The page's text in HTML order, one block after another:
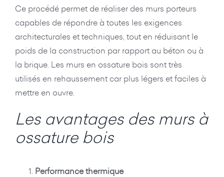
Ce procédé permet de réaliser des murs porteurs
capables de répondre à toutes les exigences
architecturales et techniques, tout en réduisant le
poids de la construction par rapport au béton ou à
la brique. Les murs en ossature bois sont très
utilisés en rehaussement car plus légers et faciles à
mettre en ouvre.
Les avantages des murs à
ossature bois
Performance thermique